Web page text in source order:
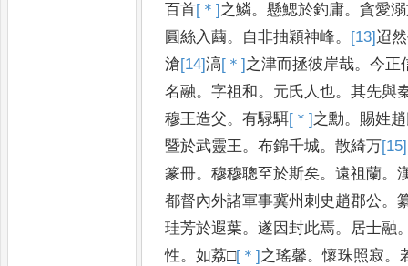
百首[＊] 之鱗。懸鰓於釣庸。貪愛
圓絲入繭。 自非抽穎神峰。 [13]迢
滄[14]滈[＊] 之津而拯彼岸哉。今正
名融。字祖和。 元氏人也。其先與
穆王造父。有騄駬[＊] 之勳。 賜姓
暨於武靈王。布錦千城。散綺万[15]
篆冊。穆穆聰至於斯矣。遠祖蘭。
都督內外諸軍事冀州刺史趙郡公。
珪芳於遐葉。遂因封此焉。 居士融
性。如荔□[＊] 之瑤馨。懷珠照寂。